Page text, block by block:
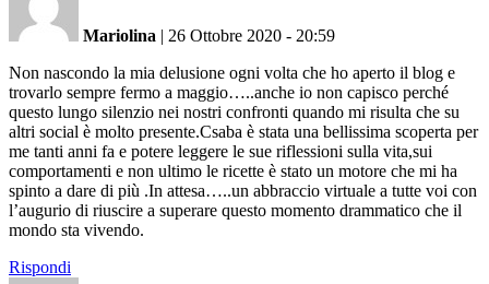
Mariolina | 26 Ottobre 2020 - 20:59
Non nascondo la mia delusione ogni volta che ho aperto il blog e
trovarlo sempre fermo a maggio…..anche io non capisco perché
questo lungo silenzio nei nostri confronti quando mi risulta che su
altri social è molto presente.Csaba è stata una bellissima scoperta per
me tanti anni fa e potere leggere le sue riflessioni sulla vita,sui
comportamenti e non ultimo le ricette è stato un motore che mi ha
spinto a dare di più .In attesa…..un abbraccio virtuale a tutte voi con
l’augurio di riuscire a superare questo momento drammatico che il
mondo sta vivendo.
Rispondi